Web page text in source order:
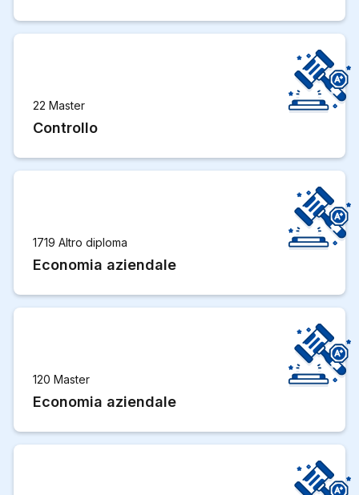
22 Master
Controllo
1719 Altro diploma
Economia aziendale
120 Master
Economia aziendale